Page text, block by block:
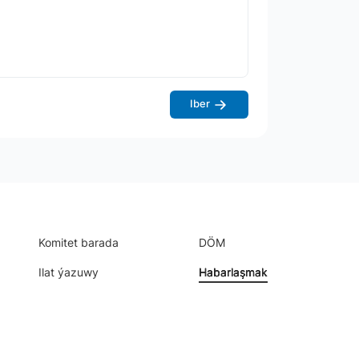
Iber
Komitet barada
Ilat ýazuwy
DÖM
Habarlaşmak